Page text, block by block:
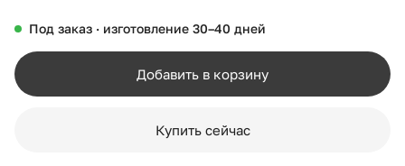
Под заказ · изготовление 30–40 дней
Добавить в корзину
Купить сейчас